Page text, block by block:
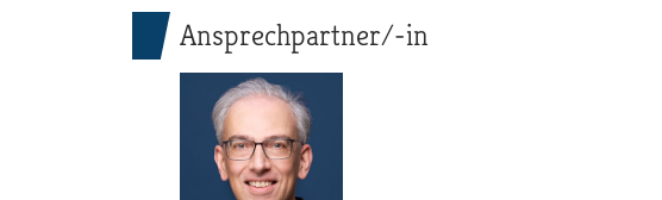
Ansprechpartner/-in